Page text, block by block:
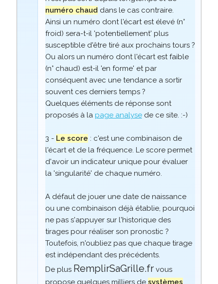
numéro chaud dans le cas contraire.
Ainsi un numéro dont l'écart est élevé (n°
froid) sera-t-il 'potentiellement' plus
susceptible d'être tiré aux prochains tours ?
Ou alors un numéro dont l'écart est faible
(n° chaud) est-il 'en forme' et par
conséquent avec une tendance a sortir
souvent ces derniers temps ?
Quelques éléments de réponse sont
proposés à la page analysede ce site. :-)
3 - Le score : c'est une combinaison de
l'écart et de la fréquence. Le score permet
d'avoir un indicateur unique pour évaluer
la 'singularité' de chaque numéro.
A défaut de jouer une date de naissance
ou une combinaison déjà établie, pourquoi
ne pas s'appuyer sur l'historique des
tirages pour réaliser son pronostic ?
Toutefois, n'oubliez pas que chaque tirage
est indépendant des précédents.
De plus RemplirSaGrille.frvous
propose quelques milliers de systèmes